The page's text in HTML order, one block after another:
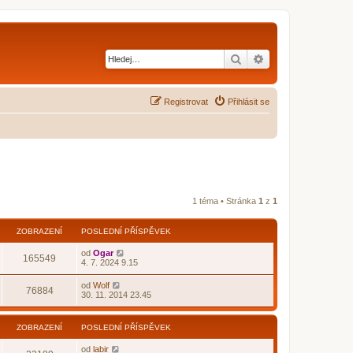
Hledat
Přihlásit se
Registrovat
1 téma • Stránka 1 z 1
ZOBRAZENÍ POSLEDNÍ PŘÍSPĚVEK
165549 od Ogar
4. 7. 2024 9.15
76884 od Wolf
30. 11. 2014 23.45
ZOBRAZENÍ POSLEDNÍ PŘÍSPĚVEK
od labir